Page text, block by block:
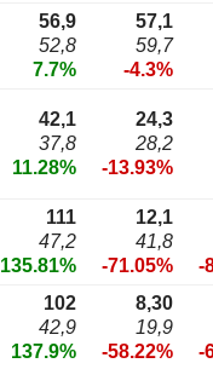
56,9
52,8
7.7%
57,1
59,7
-4.3%
42,1
37,8
11.28%
24,3
28,2
-13.93%
111
47,2
135.81%
12,1
41,8
-71.05%
-
102
42,9
137.9%
8,30
19,9
-58.22%
-